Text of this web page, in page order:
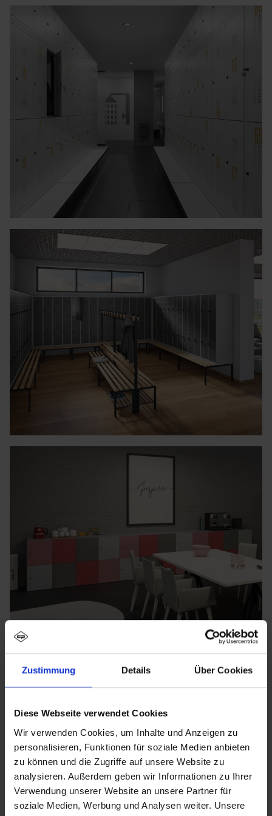
Zustimmung Details Über Cookies
Diese Webseite verwendet Cookies
Wir verwenden Cookies, um Inhalte und Anzeigen zu
personalisieren, Funktionen für soziale Medien anbieten
zu können und die Zugriffe auf unsere Website zu
analysieren. Außerdem geben wir Informationen zu Ihrer
Verwendung unserer Website an unsere Partner für
soziale Medien, Werbung und Analysen weiter. Unsere